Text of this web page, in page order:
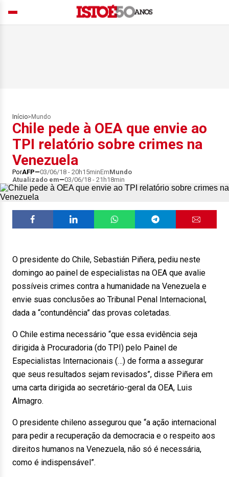
Início> Mundo
Chile pede à OEA que envie ao
TPI relatório sobre crimes na
Venezuela
PorAFP 03/06/18 - 20h15minEmMundo
Atualizado em
03/06/18 - 21h18min
O presidente do Chile, Sebastián Piñera, pediu neste
domingo ao painel de especialistas na OEA que avalie
possíveis crimes contra a humanidade na Venezuela e
envie suas conclusões ao Tribunal Penal Internacional,
dada a “contundência” das provas coletadas.
O Chile estima necessário “que essa evidência seja
dirigida à Procuradoria (do TPI) pelo Painel de
Especialistas Internacionais (…) de forma a assegurar
que seus resultados sejam revisados”, disse Piñera em
uma carta dirigida ao secretário-geral da OEA, Luis
Almagro.
O presidente chileno assegurou que “a ação internacional
para pedir a recuperação da democracia e o respeito aos
direitos humanos na Venezuela, não só é necessária,
como é indispensável”.